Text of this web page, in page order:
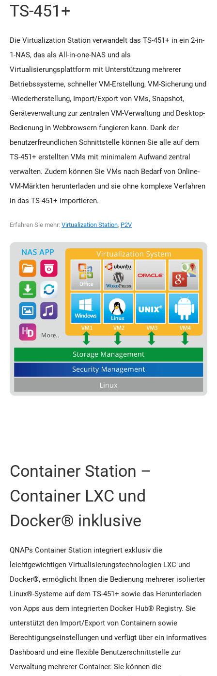
TS-451+
Die Virtualization Station verwandelt das TS-451+ in ein 2-in-
1-NAS, das als All-in-one-NAS und als
Virtualisierungsplattform mit Unterstützung mehrerer
Betriebssysteme, schneller VM-Erstellung, VM-Sicherung und
-Wiederherstellung, Import/Export von VMs, Snapshot,
Geräteverwaltung zur zentralen VM-Verwaltung und Desktop-
Bedienung in Webbrowsern fungieren kann. Dank der
benutzerfreundlichen Schnittstelle können Sie alle auf dem
TS-451+ erstellten VMs mit minimalem Aufwand zentral
verwalten. Zudem können Sie VMs nach Bedarf von Online-
VM-Märkten herunterladen und sie ohne komplexe Verfahren
in das TS-451+ importieren.
Erfahren Sie mehr: Virtualization Station, P2V
Container Station –
Container LXC und
Docker® inklusive
QNAPs Container Station integriert exklusiv die
leichtgewichtigen Virtualisierungstechnologien LXC und
Docker®, ermöglicht Ihnen die Bedienung mehrerer isolierter
Linux®-Systeme auf dem TS-451+ sowie das Herunterladen
von Apps aus dem integrierten Docker Hub® Registry. Sie
unterstützt den Import/Export von Containern sowie
Berechtigungseinstellungen und verfügt über ein informatives
Dashboard und eine flexible Benutzerschnittstelle zur
Verwaltung mehrerer Container. Sie können die